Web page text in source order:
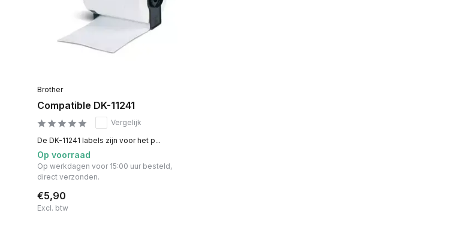
Brother
Compatible DK-11241
Vergelijk
De DK-11241 labels zijn voor het p...
Op voorraad
Op werkdagen voor 15:00 uur besteld,
direct verzonden.
€5,90
Excl. btw